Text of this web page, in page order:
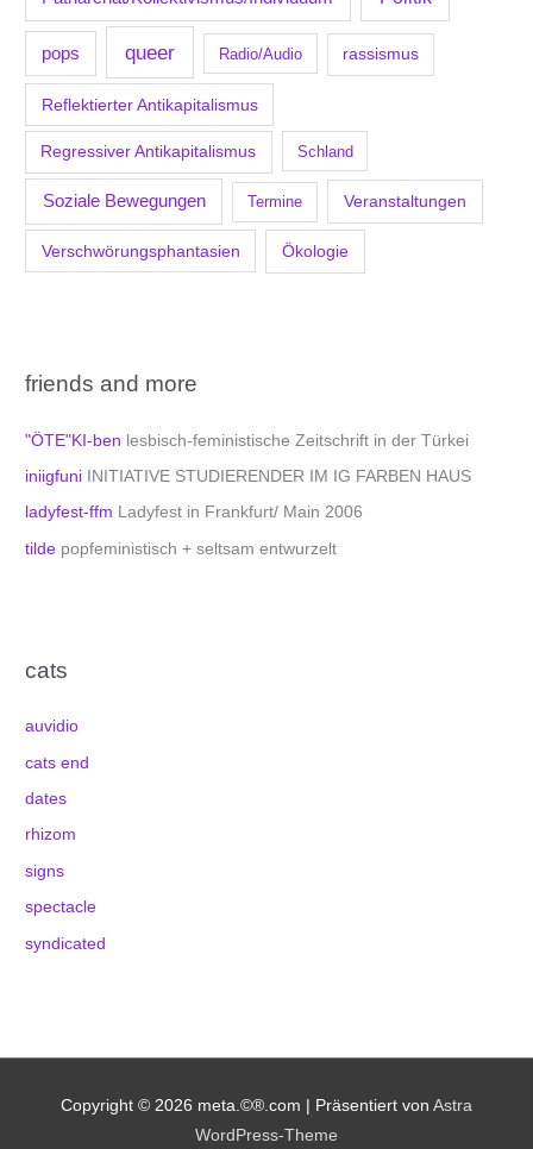
pops queer Radio/Audio rassismus
Reflektierter Antikapitalismus
Regressiver Antikapitalismus Schland
Soziale Bewegungen Termine Veranstaltungen
Verschwörungsphantasien Ökologie
friends and more
"ÖTE"KI-ben lesbisch-feministische Zeitschrift in der Türkei
iniigfuni INITIATIVE STUDIERENDER IM IG FARBEN HAUS
ladyfest-ffm Ladyfest in Frankfurt/ Main 2006
tilde popfeministisch + seltsam entwurzelt
cats
auvidio
cats end
dates
rhizom
signs
spectacle
syndicated
Copyright © 2026 meta.©®.com | Präsentiert von Astra
WordPress-Theme